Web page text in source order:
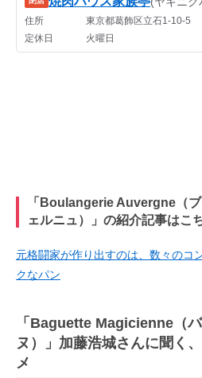
「Boulangerie Auvergne（
ェルニュ）」の紹介記事はこ
元格闘家が作り出すのは、数々のコ
クなパン
「Baguette Magicienne（
ヌ）」加藤浩城さんに聞く
メ